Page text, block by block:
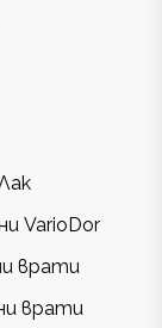
VarioDor
врати
врати